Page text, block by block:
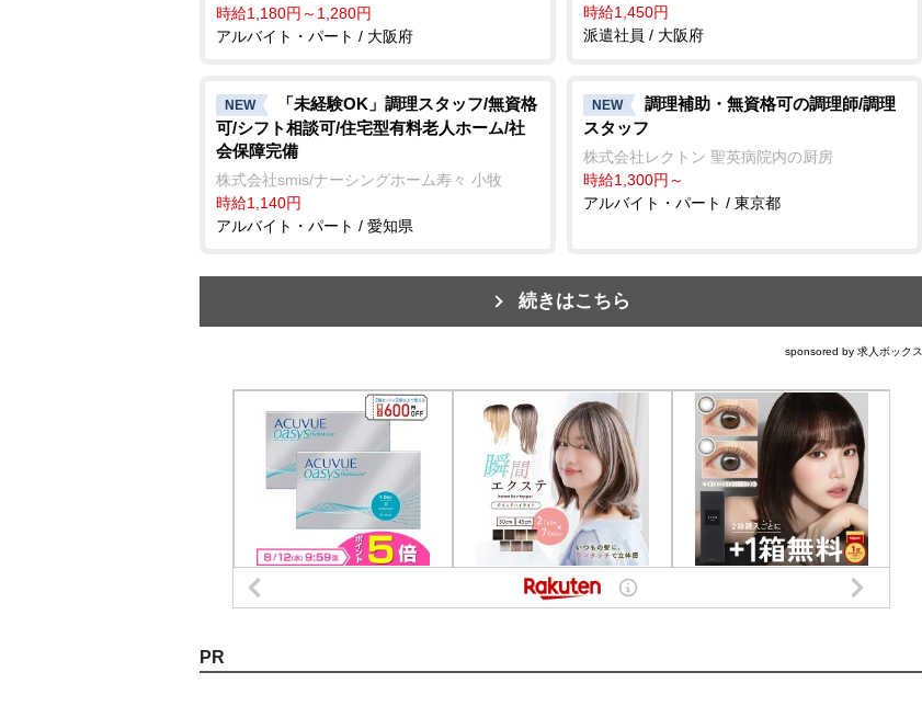
時給1,180円～1,280円
アルバイト・パート / 大阪府
時給1,450円
派遣社員 / 大阪府
NEW
「未経験OK」調理スタッフ/無資格
可/シフト相談可/住宅型有料老人ホーム/社
会保障完備
株式会社smis/ナーシングホーム寿々 小牧
時給1,140円
アルバイト・パート / 愛知県
NEW
調理補助・無資格可の調理師/調理
スタッフ
株式会社レクトン 聖英病院内の厨房
時給1,300円～
アルバイト・パート / 東京都
続きはこちら
sponsored by 求人ボックス
PR